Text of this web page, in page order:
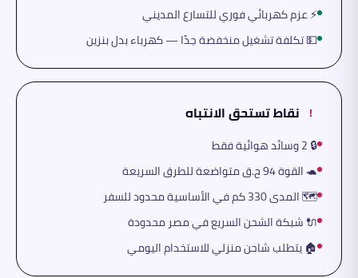
⚡ عزم كهربائي فوري للتسارع المديني
💵 تكلفة تشغيل منخفضة جدًا — كهرباء بدل بنزين
! نقاط تستحق الانتباه
🔒 2 وسائد هوائية فقط
🐢 القوة 94 ح.ق متواضعة للطرق السريعة
🗺️ المدى 330 كم في الأساسية محدود للسفر
🔌 شبكة الشحن السريع في مصر محدودة
🏠 يتطلب شاحن منزلي للاستخدام اليومي